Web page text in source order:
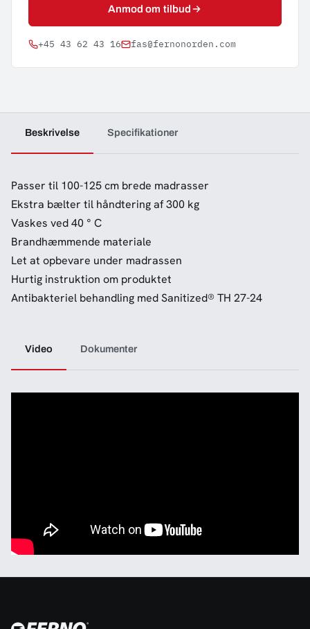
Anmod om tilbud
+45 43 62 43 16 fas@fernonorden.com
Beskrivelse Specifikationer
Passer til 100-125 cm brede madrasser
Ekstra bælter til håndtering af 300 kg
Vaskes ved 40 ° C
Brandhæmmende materiale
Let at opbevare under madrassen
Hurtig instruktion om produktet
Antibakteriel behandling med Sanitized® TH 27-24
Video Dokumenter